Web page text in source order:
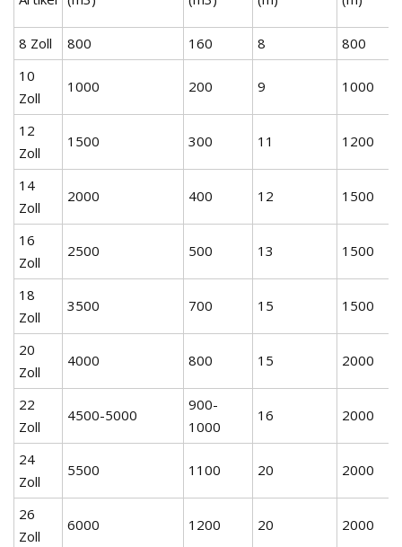
8 Zoll 800 160 8
800
10
Zoll
1000 200 9 1000
12
Zoll
1500 300 11 1200
14
Zoll
2000 400 12 1500
16
Zoll
2500 500 13 1500
18
Zoll
3500 700 15 1500
20
Zoll
4000 800 15 2000
22
Zoll
4500-5000
900-
1000
16 2000
24
Zoll
5500 1100 20 2000
26
Zoll
6000 1200 20 2000